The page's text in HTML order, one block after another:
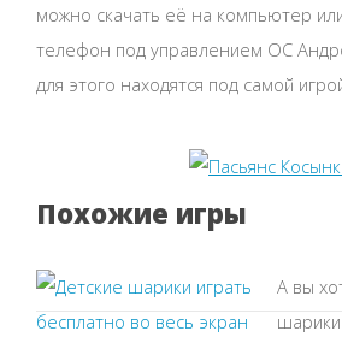
можно скачать её на компьютер
телефон под управлением ОС
для этого находятся под самой
Похожие игры
А вы